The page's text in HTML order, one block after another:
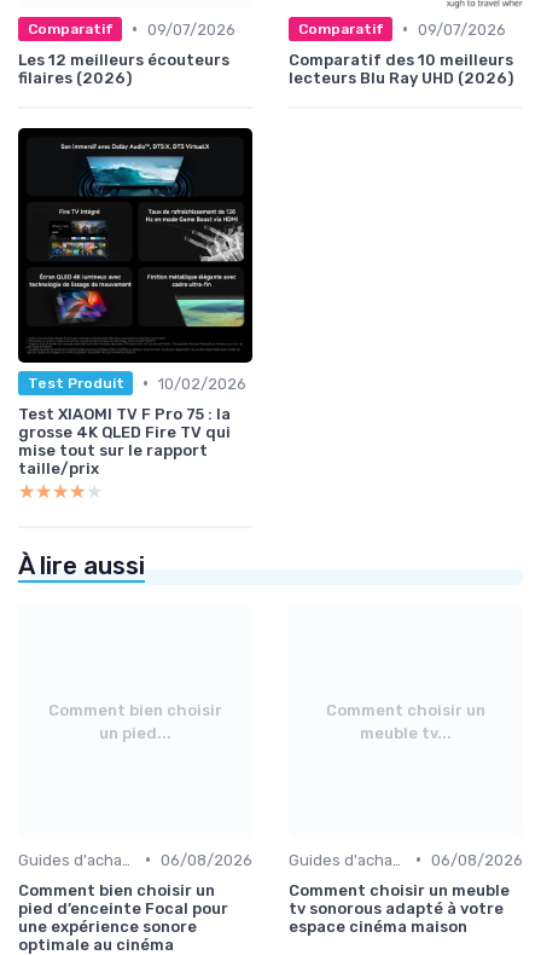
Comparatif • 09/07/2026
Les 12 meilleurs écouteurs
filaires (2026)
Comparatif • 09/07/2026
Comparatif des 10 meilleurs
lecteurs Blu Ray UHD (2026)
Test Produit • 10/02/2026
Test XIAOMI TV F Pro 75 : la
grosse 4K QLED Fire TV qui
mise tout sur le rapport
taille/prix
★★★★★
★★★★★
À lire aussi
Comment bien choisir
un pied...
• 06/08/2026
Comment bien choisir un
pied d’enceinte Focal pour
une expérience sonore
optimale au cinéma
Comment choisir un
meuble tv...
• 06/08/2026
Comment choisir un meuble
tv sonorous adapté à votre
espace cinéma maison